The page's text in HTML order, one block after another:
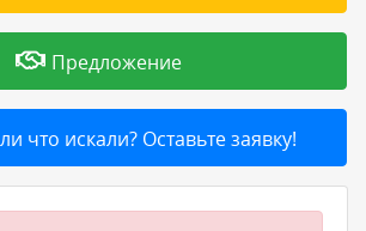
или услугу
Предложение
что искали? Оставьте заявку!